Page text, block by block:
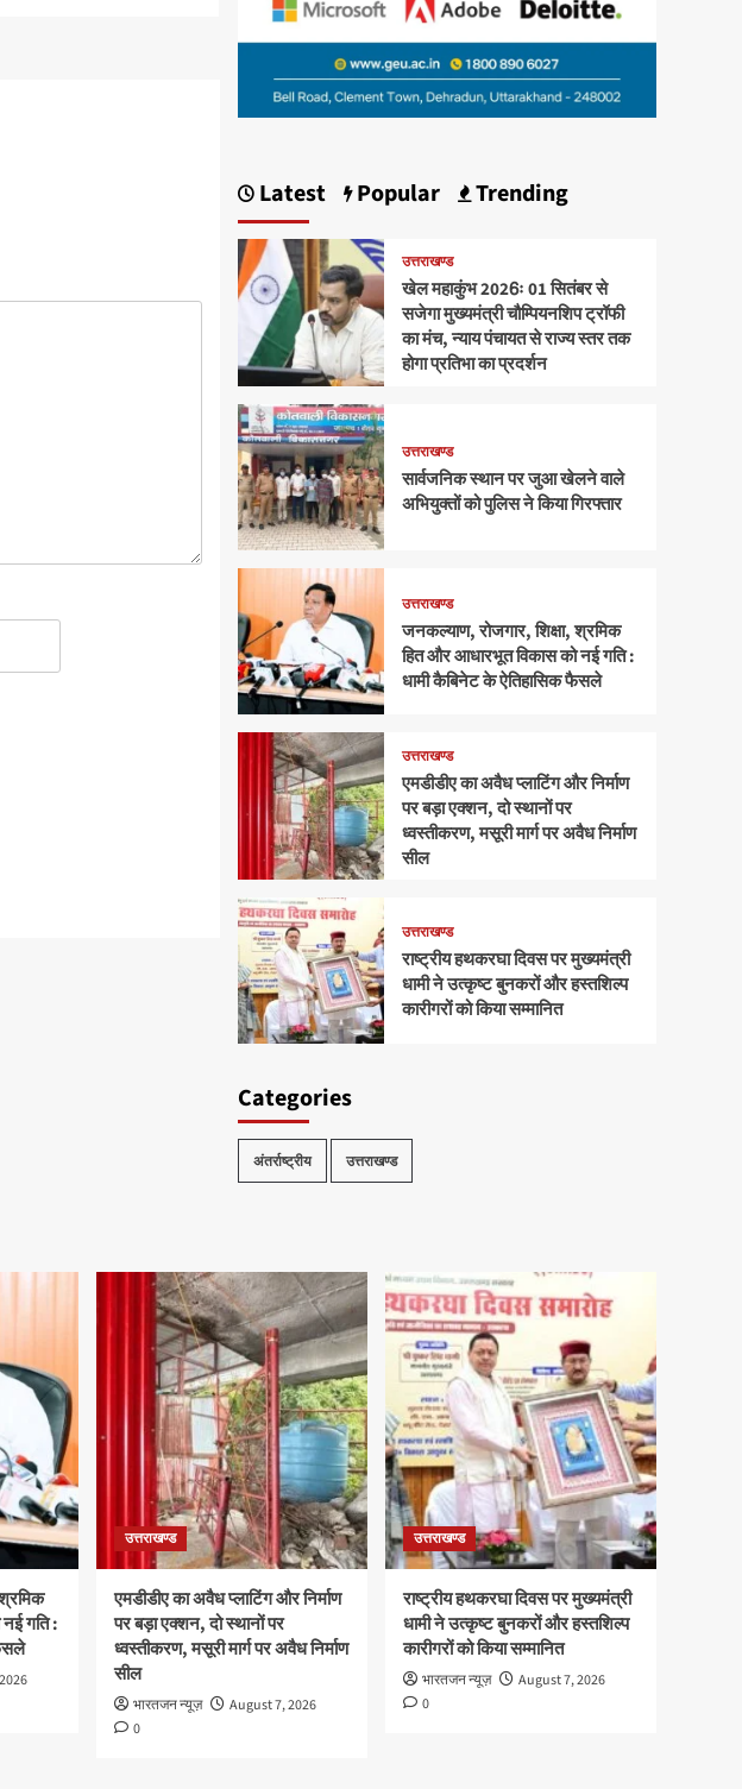
Latest Popular Trending
उत्तराखण्ड
खेल महाकुंभ 2026ः 01 सितंबर से
सजेगा मुख्यमंत्री चौम्पियनशिप ट्रॉफी
का मंच, न्याय पंचायत से राज्य स्तर तक
होगा प्रतिभा का प्रदर्शन
उत्तराखण्ड
सार्वजनिक स्थान पर जुआ खेलने वाले
अभियुक्तों को पुलिस ने किया गिरफ्तार
उत्तराखण्ड
जनकल्याण, रोजगार, शिक्षा, श्रमिक
हित और आधारभूत विकास को नई गति :
धामी कैबिनेट के ऐतिहासिक फैसले
उत्तराखण्ड
एमडीडीए का अवैध प्लाटिंग और निर्माण
पर बड़ा एक्शन, दो स्थानों पर
ध्वस्तीकरण, मसूरी मार्ग पर अवैध निर्माण
सील
उत्तराखण्ड
राष्ट्रीय हथकरघा दिवस पर मुख्यमंत्री
धामी ने उत्कृष्ट बुनकरों और हस्तशिल्प
कारीगरों को किया सम्मानित
Categories
अंतर्राष्ट्रीय उत्तराखण्ड
गति :
उत्तराखण्ड
एमडीडीए का अवैध प्लाटिंग और निर्माण
पर बड़ा एक्शन, दो स्थानों पर
ध्वस्तीकरण, मसूरी मार्ग पर अवैध निर्माण
सील
भारतजन न्यूज़
August 7, 2026
0
उत्तराखण्ड
राष्ट्रीय हथकरघा दिवस पर मुख्यमंत्री
धामी ने उत्कृष्ट बुनकरों और हस्तशिल्प
कारीगरों को किया सम्मानित
भारतजन न्यूज़
August 7, 2026
0